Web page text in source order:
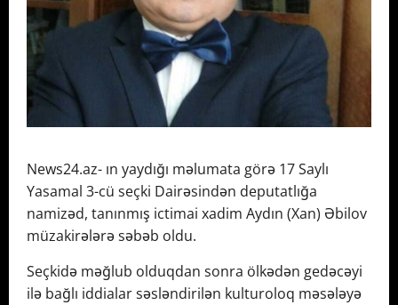
News24.az- ın yaydığı məlumata görə 17 Saylı
Yasamal 3-cü seçki Dairəsindən deputatlığa
namizəd, tanınmış ictimai xadim Aydın (Xan) Əbilov
müzakirələrə səbəb oldu.
Seçkidə məğlub olduqdan sonra ölkədən gedəcəyi
ilə bağlı iddialar səsləndirilən kulturoloq məsələyə